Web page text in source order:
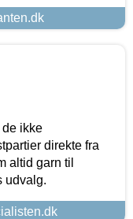
ikke
direkte fra
altid garn til
udvalg.